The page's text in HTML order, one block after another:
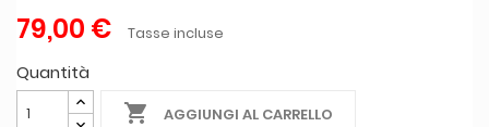
79,00 € Tasse incluse
Quantità
 AGGIUNGI AL CARRELLO